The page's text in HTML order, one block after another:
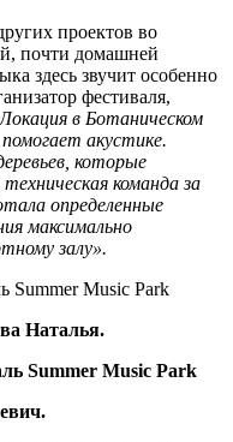
проектов во
почти домашней
здесь звучит особенно
фестиваля,
в Ботаническом
акустике.
которые
команда за
определенные
максимально
залу».
Наталья.